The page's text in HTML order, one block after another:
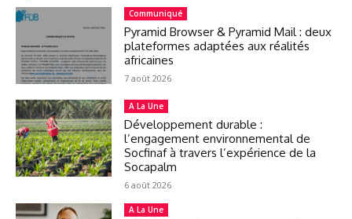
Communiqué
Pyramid Browser & Pyramid Mail : deux
plateformes adaptées aux réalités
africaines
7 août 2026
A La Une
Développement durable :
l’engagement environnemental de
Socfinaf à travers l’expérience de la
Socapalm
6 août 2026
A La Une